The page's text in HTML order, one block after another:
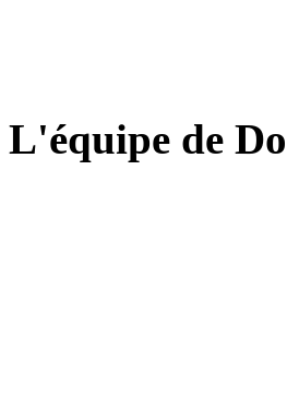
L'équipe de